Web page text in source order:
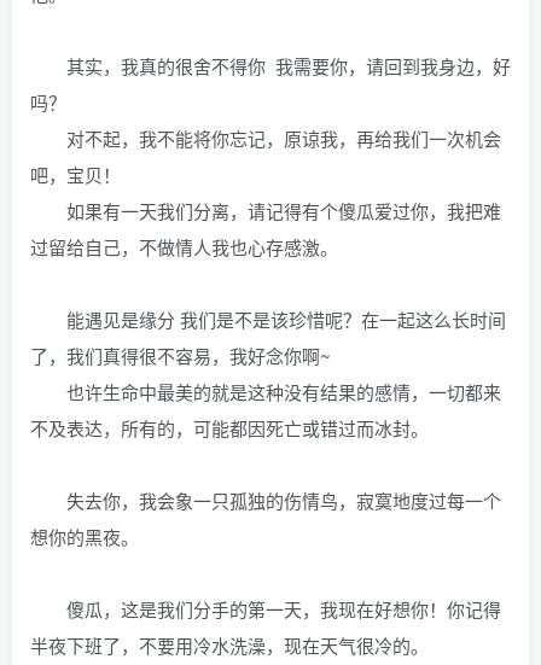
其实，我真的很舍不得你 我需要你，请回到我身边，好
吗？
对不起，我不能将你忘记，原谅我，再给我们一次机会
吧，宝贝！
如果有一天我们分离，请记得有个傻瓜爱过你，我把难
过留给自己，不做情人我也心存感激。
能遇见是缘分 我们是不是该珍惜呢？在一起这么长时间
了，我们真得很不容易，我好念你啊~
也许生命中最美的就是这种没有结果的感情，一切都来
不及表达，所有的，可能都因死亡或错过而冰封。
失去你，我会象一只孤独的伤情鸟，寂寞地度过每一个
想你的黑夜。
傻瓜，这是我们分手的第一天，我现在好想你！你记得
半夜下班了，不要用冷水洗澡，现在天气很冷的。